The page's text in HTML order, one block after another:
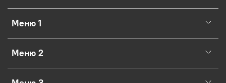
Меню 1
Меню 2